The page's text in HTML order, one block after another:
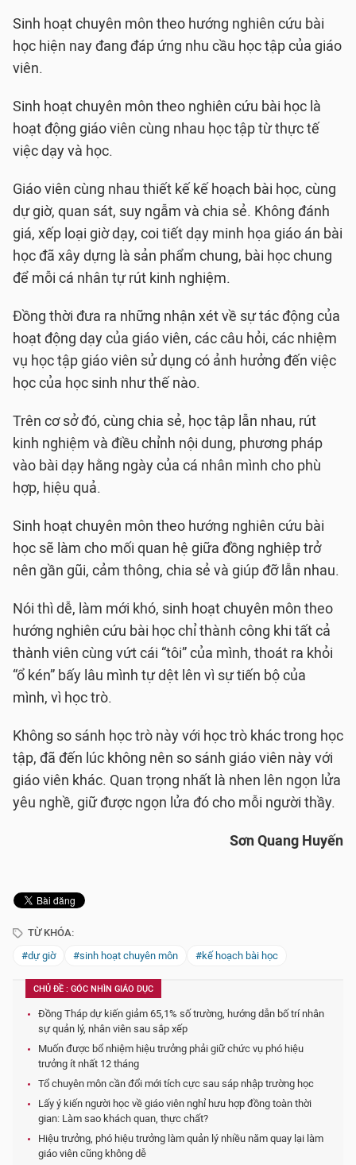
Sinh hoạt chuyên môn theo hướng nghiên cứu bài
học hiện nay đang đáp ứng nhu cầu học tập của giáo
viên.
Sinh hoạt chuyên môn theo nghiên cứu bài học là
hoạt động giáo viên cùng nhau học tập từ thực tế
việc dạy và học.
Giáo viên cùng nhau thiết kế kế hoạch bài học, cùng
dự giờ, quan sát, suy ngẫm và chia sẻ. Không đánh
giá, xếp loại giờ dạy, coi tiết dạy minh họa giáo án bài
học đã xây dựng là sản phẩm chung, bài học chung
để mỗi cá nhân tự rút kinh nghiệm.
Đồng thời đưa ra những nhận xét về sự tác động của
hoạt động dạy của giáo viên, các câu hỏi, các nhiệm
vụ học tập giáo viên sử dụng có ảnh hưởng đến việc
học của học sinh như thế nào.
Trên cơ sở đó, cùng chia sẻ, học tập lẫn nhau, rút
kinh nghiệm và điều chỉnh nội dung, phương pháp
vào bài dạy hằng ngày của cá nhân mình cho phù
hợp, hiệu quả.
Sinh hoạt chuyên môn theo hướng nghiên cứu bài
học sẽ làm cho mối quan hệ giữa đồng nghiệp trở
nên gần gũi, cảm thông, chia sẻ và giúp đỡ lẫn nhau.
Nói thì dễ, làm mới khó, sinh hoạt chuyên môn theo
hướng nghiên cứu bài học chỉ thành công khi tất cả
thành viên cùng vứt cái “tôi” của mình, thoát ra khỏi
“ổ kén” bấy lâu mình tự dệt lên vì sự tiến bộ của
mình, vì học trò.
Không so sánh học trò này với học trò khác trong học
tập, đã đến lúc không nên so sánh giáo viên này với
giáo viên khác. Quan trọng nhất là nhen lên ngọn lửa
yêu nghề, giữ được ngọn lửa đó cho mỗi người thầy.
Sơn Quang Huyến
TỪ KHÓA:
#dự giờ
#sinh hoạt chuyên môn #kế hoạch bài học
CHỦ ĐỀ : GÓC NHÌN GIÁO DỤC
Đồng Tháp dự kiến giảm 65,1% số trường, hướng dẫn bố trí nhân
sự quản lý, nhân viên sau sắp xếp
Muốn được bổ nhiệm hiệu trưởng phải giữ chức vụ phó hiệu
trưởng ít nhất 12 tháng
Tổ chuyên môn cần đổi mới tích cực sau sáp nhập trường học
Lấy ý kiến người học về giáo viên nghỉ hưu hợp đồng toàn thời
gian: Làm sao khách quan, thực chất?
Hiệu trưởng, phó hiệu trưởng làm quản lý nhiều năm quay lại làm
giáo viên cũng không dễ